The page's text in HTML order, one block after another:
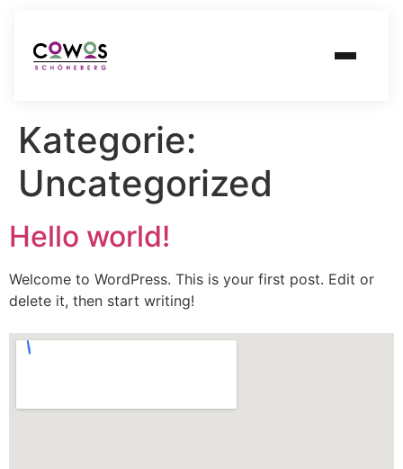
Kategorie:
Uncategorized
Hello world!
Welcome to WordPress. This is your first post. Edit or
delete it, then start writing!